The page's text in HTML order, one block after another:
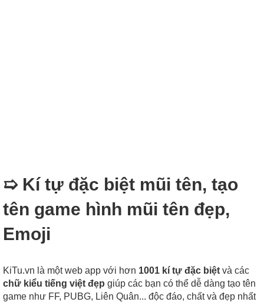
➯ Kí tự đặc biệt mũi tên, tạo
tên game hình mũi tên đẹp,
Emoji
KiTu.vn là một web app với hơn 1001 kí tự đặc biệt và các
chữ kiểu tiếng việt đẹp giúp các bạn có thể dễ dàng tạo tên
game như FF, PUBG, Liên Quân... độc đáo, chất và đẹp nhất